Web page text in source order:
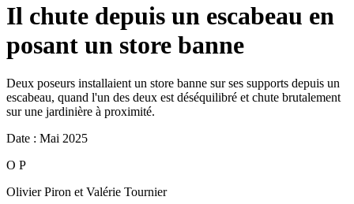
Il chute depuis un escabeau en
posant un store banne
Deux poseurs installaient un store banne sur ses supports depuis un
escabeau, quand l'un des deux est déséquilibré et chute brutalement
sur une jardinière à proximité.
Date : Mai 2025
O P
Olivier Piron et Valérie Tournier